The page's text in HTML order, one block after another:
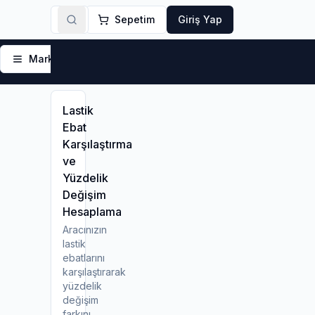
Sepetim Giriş Yap
Markalar
Lastik
Ebat
Karşılaştırma
ve
Yüzdelik
Değişim
Hesaplama
Aracınızın
lastik
ebatlarını
karşılaştırarak
yüzdelik
değişim